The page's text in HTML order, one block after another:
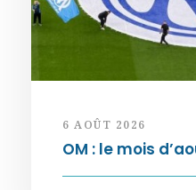
6 AOÛT 2026
OM : le mois